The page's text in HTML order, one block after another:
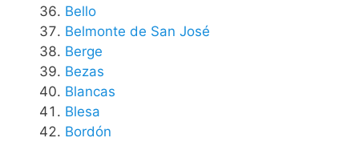
Bello
Belmonte de San José
Berge
Bezas
Blancas
Blesa
Bordón